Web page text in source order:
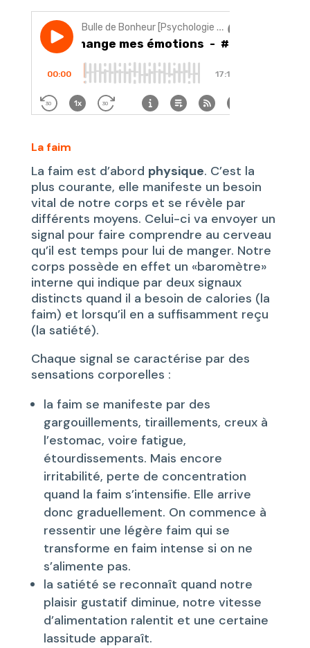
La faim
La faim est d’abord physique. C’est la
plus courante, elle manifeste un besoin
vital de notre corps et se révèle par
différents moyens. Celui-ci va envoyer un
signal pour faire comprendre au cerveau
qu’il est temps pour lui de manger. Notre
corps possède en effet un «baromètre»
interne qui indique par deux signaux
distincts quand il a besoin de calories (la
faim) et lorsqu’il en a suffisamment reçu
(la satiété).
Chaque signal se caractérise par des
sensations corporelles :
la faim se manifeste par des
gargouillements, tiraillements, creux à
l’estomac, voire fatigue,
étourdissements. Mais encore
irritabilité, perte de concentration
quand la faim s’intensifie. Elle arrive
donc graduellement. On commence à
ressentir une légère faim qui se
transforme en faim intense si on ne
s’alimente pas.
la satiété se reconnaît quand notre
plaisir gustatif diminue, notre vitesse
d’alimentation ralentit et une certaine
lassitude apparaît.